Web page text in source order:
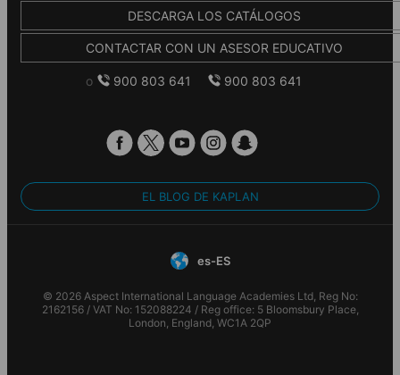
DESCARGA LOS CATÁLOGOS
CONTACTAR CON UN ASESOR EDUCATIVO
o 900 803 641 900 803 641
EL BLOG DE KAPLAN
es-ES
© 2026 Aspect International Language Academies Ltd, Reg No:
2162156 / VAT No: 152088224 / Reg office: 5 Bloomsbury Place,
London, England, WC1A 2QP